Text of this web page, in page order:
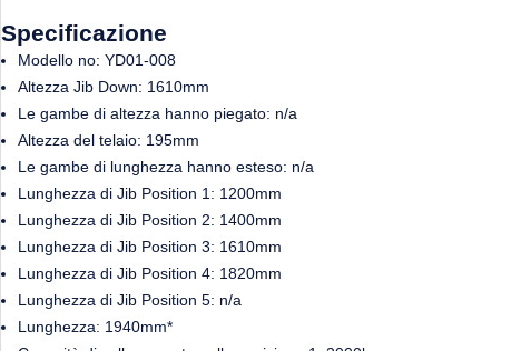
Specificazione
Modello no: YD01-008
Altezza Jib Down: 1610mm
Le gambe di altezza hanno piegato: n/a
Altezza del telaio: 195mm
Le gambe di lunghezza hanno esteso: n/a
Lunghezza di Jib Position 1: 1200mm
Lunghezza di Jib Position 2: 1400mm
Lunghezza di Jib Position 3: 1610mm
Lunghezza di Jib Position 4: 1820mm
Lunghezza di Jib Position 5: n/a
Lunghezza: 1940mm*